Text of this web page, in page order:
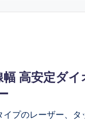
高安定ダイ
イプのレーザー、タ